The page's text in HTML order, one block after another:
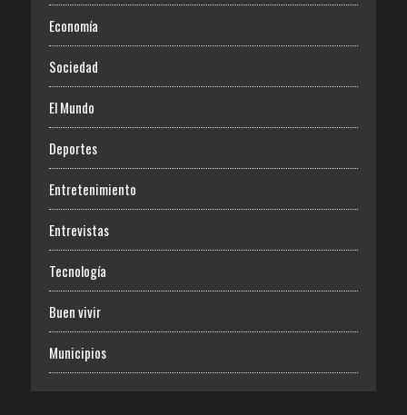
Economía
Sociedad
El Mundo
Deportes
Entretenimiento
Entrevistas
Tecnología
Buen vivir
Municipios